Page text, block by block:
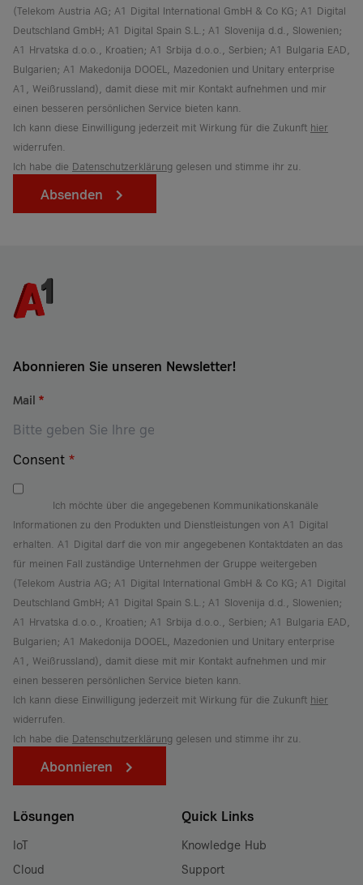
(Telekom Austria AG; A1 Digital International GmbH & Co KG; A1 Digital
Deutschland GmbH; A1 Digital Spain S.L.; A1 Slovenija d.d., Slowenien;
A1 Hrvatska d.o.o., Kroatien; A1 Srbija d.o.o., Serbien; A1 Bulgaria EAD,
Bulgarien; A1 Makedonija DOOEL, Mazedonien und Unitary enterprise
A1, Weißrussland), damit diese mit mir Kontakt aufnehmen und mir
einen besseren persönlichen Service bieten kann.
Ich kann diese Einwilligung jederzeit mit Wirkung für die Zukunft hier
widerrufen.
Ich habe die Datenschutzerklärung gelesen und stimme ihr zu.
Absenden
Abonnieren Sie unseren Newsletter!
Mail *
Consent *
Ich möchte über die angegebenen Kommunikationskanäle
Informationen zu den Produkten und Dienstleistungen von A1 Digital
erhalten. A1 Digital darf die von mir angegebenen Kontaktdaten an das
für meinen Fall zuständige Unternehmen der Gruppe weitergeben
(Telekom Austria AG; A1 Digital International GmbH & Co KG; A1 Digital
Deutschland GmbH; A1 Digital Spain S.L.; A1 Slovenija d.d., Slowenien;
A1 Hrvatska d.o.o., Kroatien; A1 Srbija d.o.o., Serbien; A1 Bulgaria EAD,
Bulgarien; A1 Makedonija DOOEL, Mazedonien und Unitary enterprise
A1, Weißrussland), damit diese mit mir Kontakt aufnehmen und mir
einen besseren persönlichen Service bieten kann.
Ich kann diese Einwilligung jederzeit mit Wirkung für die Zukunft hier
widerrufen.
Ich habe die Datenschutzerklärung gelesen und stimme ihr zu.
Abonnieren
Lösungen
IoT
Cloud
Quick Links
Knowledge Hub
Support